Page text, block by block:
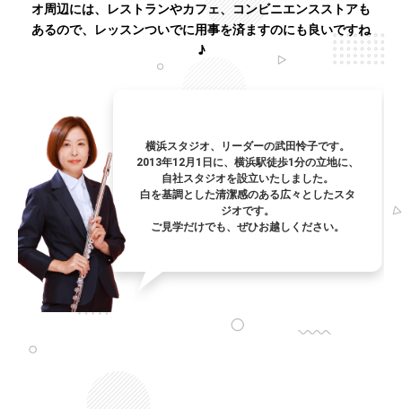
オ周辺には、レストランやカフェ、コンビニエンスストアも
あるので、レッスンついでに用事を済ますのにも良いですね
♪
横浜スタジオ、リーダーの武田怜子です。
2013年12月1日に、横浜駅徒歩1分の立地に、
自社スタジオを設立いたしました。
白を基調とした清潔感のある広々としたスタ
ジオです。
ご見学だけでも、ぜひお越しください。